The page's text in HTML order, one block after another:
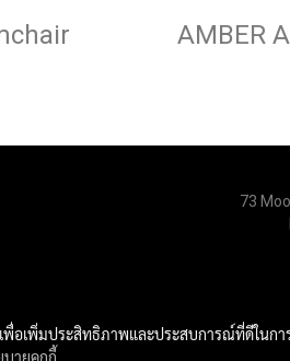
AMBER
73
พื่อเพิ่มประสิทธิภาพและประสบการณ์ที่ดีในก
บายคุกกี้